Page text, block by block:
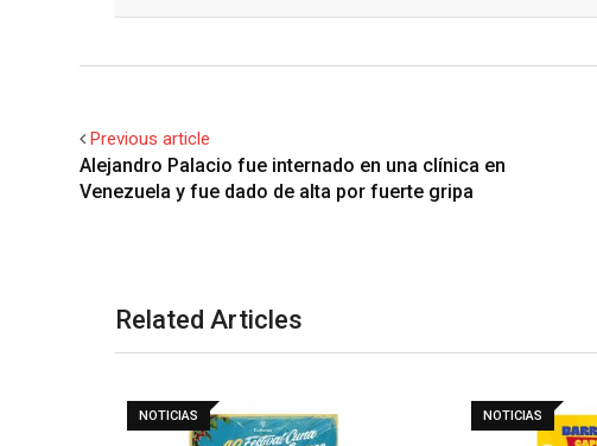
Previous article
Alejandro Palacio fue internado en una clínica en
Venezuela y fue dado de alta por fuerte gripa
Related Articles
NOTICIAS NOTICIAS